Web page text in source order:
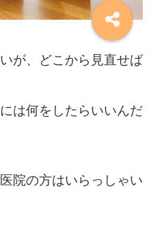
が、どこから見直せば
は何をしたらいいんだ
院の方はいらっしゃい